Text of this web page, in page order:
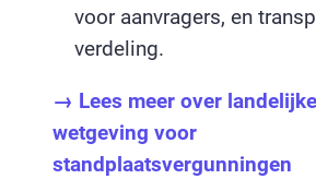
voor aanvragers, en
verdeling.
→ Lees meer over landelijke
wetgeving voor
standplaatsvergunningen